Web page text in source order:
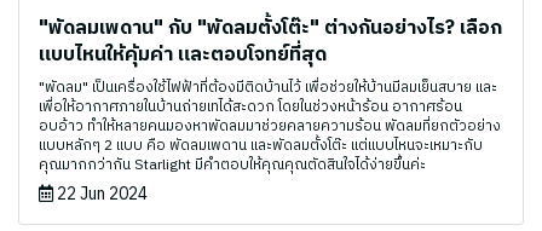
"พัดลมเพดาน" กับ "พัดลมตั้งโต๊ะ" ต่างกันอย่างไร? เลือก
แบบไหนให้คุ้มค่า และตอบโจทย์ที่สุด
"พัดลม" เป็นเครื่องใช้ไฟฟ้าที่ต้องมีติดบ้านไว้ เพื่อช่วยให้บ้านมีลมเย็นสบาย และ
เพื่อให้อากาศภายในบ้านถ่ายเทได้สะดวก โดยในช่วงหน้าร้อน อากาศร้อน
อบอ้าว ทำให้หลายคนมองหาพัดลมมาช่วยคลายความร้อน พัดลมที่ยกตัวอย่าง
แบบหลักๆ 2 แบบ คือ พัดลมเพดาน และพัดลมตั้งโต๊ะ แต่แบบไหนจะเหมาะกับ
คุณมากกว่ากัน Starlight มีคำตอบให้คุณคุณตัดสินใจได้ง่ายขึ้นค่ะ
22 Jun 2024